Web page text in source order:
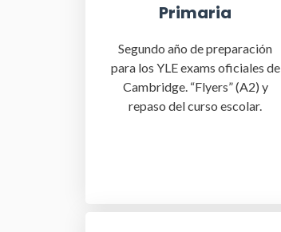
Primaria
Segundo año de preparación
para los YLE exams oficiales de
Cambridge. “Flyers” (A2) y
repaso del curso escolar.